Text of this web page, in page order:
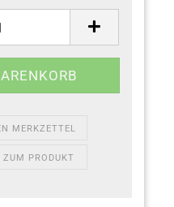
MERKZETTEL
ZUM PRODUKT